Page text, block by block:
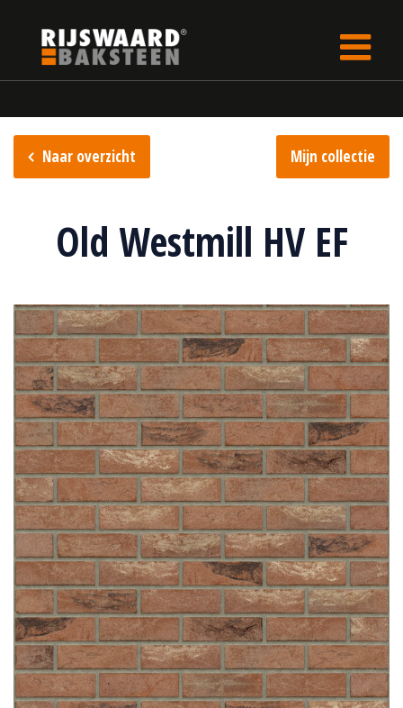
Naar overzicht Mijn collectie
Old Westmill HV EF